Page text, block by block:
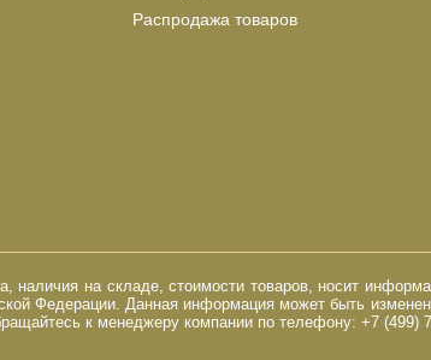
Распродажа товаров
на складе, стоимости товаров, носит
Федерации. Данная информация может быть
к менеджеру компании по телефону: +7 (499)